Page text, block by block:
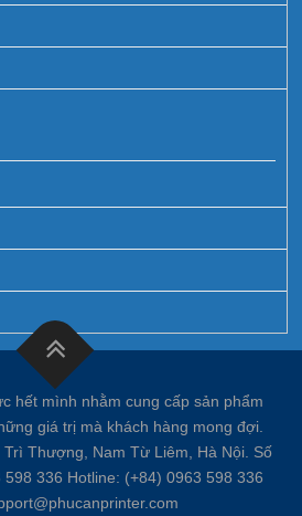
hết mình nhằm cung cấp sản phẩm
giá trị mà khách hàng mong đợi.
Thượng, Nam Từ Liêm, Hà Nội. Số
336 Hotline: (+84) 0963 598 336